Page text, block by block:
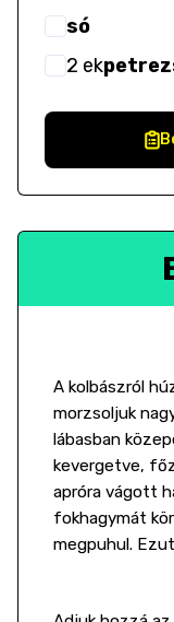
só
2 ek
A kolbászról
morzsoljuk
lábasban
kevergetve,
apróra vágott
fokhagymát
megpuhul.